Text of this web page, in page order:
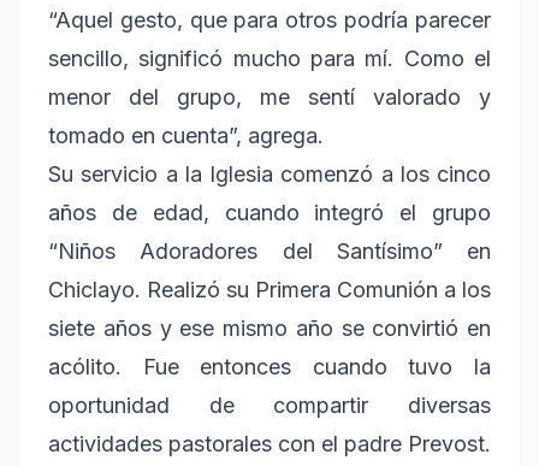
“Aquel gesto, que para otros podría parecer
sencillo, significó mucho para mí. Como el
menor del grupo, me sentí valorado y
tomado en cuenta”, agrega.
Su servicio a la Iglesia comenzó a los cinco
años de edad, cuando integró el grupo
“Niños Adoradores del Santísimo” en
Chiclayo. Realizó su Primera Comunión a los
siete años y ese mismo año se convirtió en
acólito. Fue entonces cuando tuvo la
oportunidad de compartir diversas
actividades pastorales con el padre Prevost.